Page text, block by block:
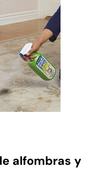
alfombras y